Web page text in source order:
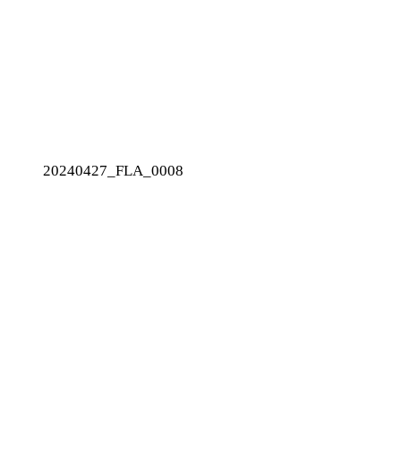
20240427_FLA_0008